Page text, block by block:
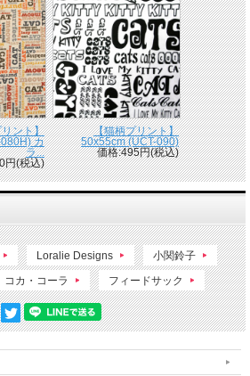
ント】
カ
ラ...
円(税込)
【猫柄プリント】
50x55cm (UCT-090)
価格:495円(税込)
Loralie Designs 小関鈴子
コカ・コーラ フィードサック